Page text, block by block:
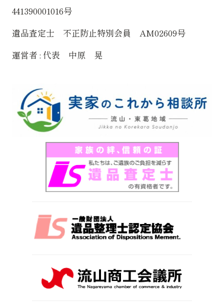
441390001016号
遺品査定士 不正防止特別会員 AM02609号
運営者 : 代表 中原 晃